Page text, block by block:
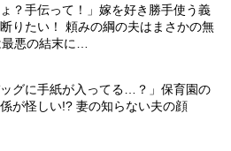
ょ？手伝って！」嫁を好き勝手使う義
りたい！ 頼みの綱の夫はまさかの無
悪の結末に…
ッグに手紙が入ってる…？」保育園の
が怪しい!? 妻の知らない夫の顔